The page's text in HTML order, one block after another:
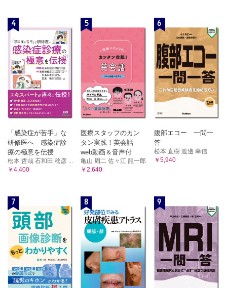
(16)心肺蘇生を行う場合，意識がないことを確認し，
AED（自動体外式除細動器）を用意したらさっそく心肺蘇生
を開始すればよいですか?
4
「感染症が苦手」な
研修医へ 感染症診
療の極意を伝授
松本 哲哉 石和田 稔彦 ...
￥4,400
5
医療スタッフのカン
タン実践！英会話
web動画＆音声付
亀山 周二 佐々江 龍一郎
￥2,640
6
腹部エコー 一問一
答
松本 直樹 渡邊 幸信
￥5,940
7 8 9